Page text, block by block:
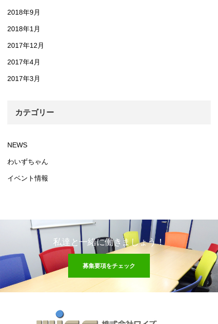
2018年9月
2018年1月
2017年12月
2017年4月
2017年3月
カテゴリー
NEWS
わいずちゃん
イベント情報
私達と一緒に働きましょう！
募集要項をチェック